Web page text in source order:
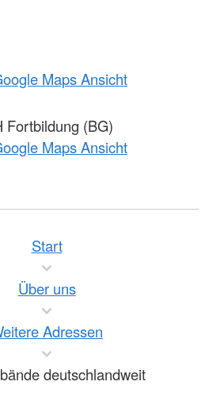
Maps Ansicht
Fortbildung (BG)
Maps Ansicht
Start
Über uns
Adressen
deutschlandweit